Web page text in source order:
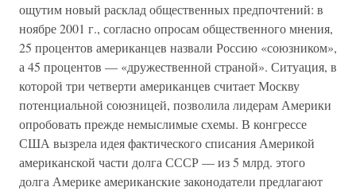
ощутим новый расклад общественных предпочтений: в
ноябре 2001 г., согласно опросам общественного мнения,
25 процентов американцев назвали Россию «союзником»,
а 45 процентов — «дружественной страной». Ситуация, в
которой три четверти американцев считает Москву
потенциальной союзницей, позволила лидерам Америки
опробовать прежде немыслимые схемы. В конгрессе
США вызрела идея фактического списания Америкой
американской части долга СССР — из 5 млрд. этого
долга Америке американские законодатели предлагают